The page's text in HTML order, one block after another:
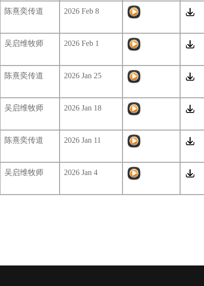
陈熹奕传道 2026 Feb 8
吴启维牧师 2026 Feb 1
陈熹奕传道 2026 Jan 25
吴启维牧师 2026 Jan 18
陈熹奕传道 2026 Jan 11
吴启维牧师 2026 Jan 4